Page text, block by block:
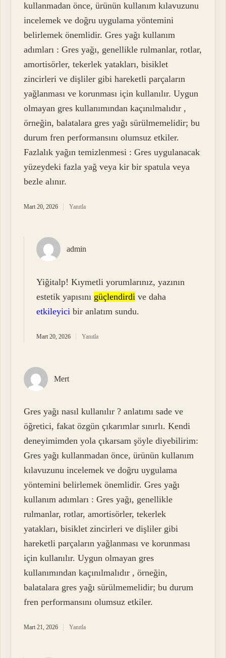
kullanmadan önce, ürünün kullanım kılavuzunu
incelemek ve doğru uygulama yöntemini
belirlemek önemlidir. Gres yağı kullanım
adımları : Gres yağı, genellikle rulmanlar, rotlar,
amortisörler, tekerlek yatakları, bisiklet
zincirleri ve dişliler gibi hareketli parçaların
yağlanması ve korunması için kullanılır. Uygun
olmayan gres kullanımından kaçınılmalıdır ,
örneğin, balatalara gres yağı sürülmemelidir; bu
durum fren performansını olumsuz etkiler.
Fazlalık yağın temizlenmesi : Gres uygulanacak
yüzeydeki fazla yağ veya kir bir spatula veya
bezle alınır.
Mart 20, 2026 Yanıtla
admin
Yiğitalp! Kıymetli yorumlarınız, yazının
estetik yapısını güçlendirdi ve daha
etkileyici bir anlatım sundu.
Mart 20, 2026 Yanıtla
Mert
Gres yağı nasıl kullanılır ? anlatımı sade ve
öğretici, fakat özgün çıkarımlar sınırlı. Kendi
deneyimimden yola çıkarsam şöyle diyebilirim:
Gres yağı kullanmadan önce, ürünün kullanım
kılavuzunu incelemek ve doğru uygulama
yöntemini belirlemek önemlidir. Gres yağı
kullanım adımları : Gres yağı, genellikle
rulmanlar, rotlar, amortisörler, tekerlek
yatakları, bisiklet zincirleri ve dişliler gibi
hareketli parçaların yağlanması ve korunması
için kullanılır. Uygun olmayan gres
kullanımından kaçınılmalıdır , örneğin,
balatalara gres yağı sürülmemelidir; bu durum
fren performansını olumsuz etkiler.
Mart 21, 2026 Yanıtla